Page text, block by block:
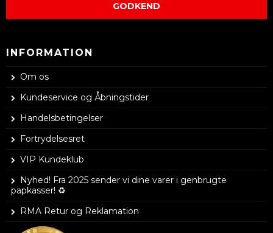
GODKEND
INFORMATION
Om os
Kundeservice og Åbningstider
Handelsbetingelser
Fortrydelsesret
VIP Kundeklub
Nyhed! Fra 2025 sender vi dine varer i genbrugte
papkasser! ♻️
RMA Retur og Reklamation